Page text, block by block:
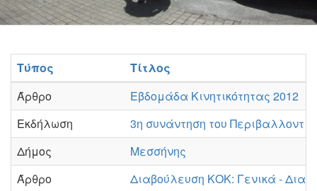
Τύπος
Τίτλος
Άρθρο
Εβδομάδα Κινητικότητας 2012
Εκδήλωση
3η συνάντηση του
Δήμος
Μεσσήνης
Άρθρο
Διαβούλευση ΚΟΚ: Γενικά -